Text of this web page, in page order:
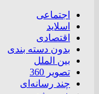
اجتماعی
اسلاید
اقتصادی
بدون دسته بندی
بین الملل
تصویر 360
چند رسانه‌ای